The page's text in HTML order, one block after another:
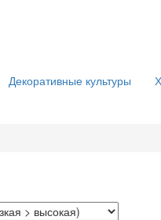
Декоративные культуры